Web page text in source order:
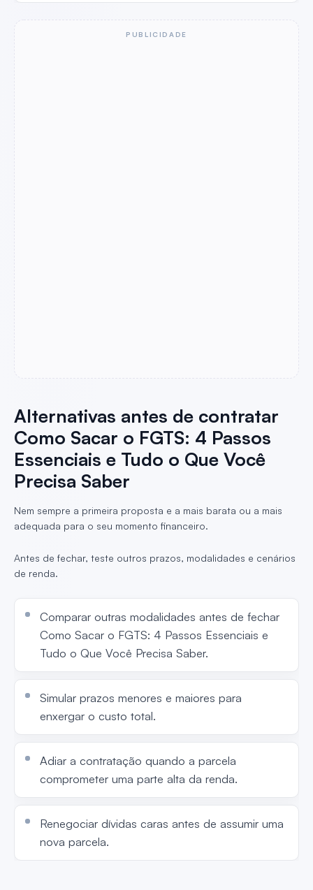
PUBLICIDADE
Alternativas antes de contratar
Como Sacar o FGTS: 4 Passos
Essenciais e Tudo o Que Você
Precisa Saber
Nem sempre a primeira proposta e a mais barata ou a mais
adequada para o seu momento financeiro.
Antes de fechar, teste outros prazos, modalidades e cenários
de renda.
Comparar outras modalidades antes de fechar
Como Sacar o FGTS: 4 Passos Essenciais e
Tudo o Que Você Precisa Saber.
Simular prazos menores e maiores para
enxergar o custo total.
Adiar a contratação quando a parcela
comprometer uma parte alta da renda.
Renegociar dívidas caras antes de assumir uma
nova parcela.